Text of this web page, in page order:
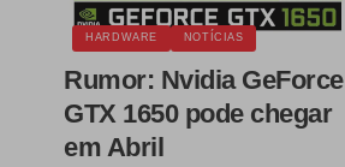
HARDWARE NOTÍCIAS
Rumor: Nvidia GeForce
GTX 1650 pode chegar
em Abril